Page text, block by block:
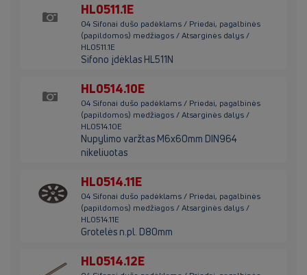
HL0511.1E
04 Sifonai dušo padėklams / Priedai, pagalbinės
(papildomos) medžiagos / Atsarginės dalys /
HL0511.1E
Sifono įdėklas HL511N
HL0514.10E
04 Sifonai dušo padėklams / Priedai, pagalbinės
(papildomos) medžiagos / Atsarginės dalys /
HL0514.10E
Nupylimo varžtas M6x60mm DIN964
nikeliuotas
HL0514.11E
04 Sifonai dušo padėklams / Priedai, pagalbinės
(papildomos) medžiagos / Atsarginės dalys /
HL0514.11E
Grotelės n.pl. D80mm
HL0514.12E